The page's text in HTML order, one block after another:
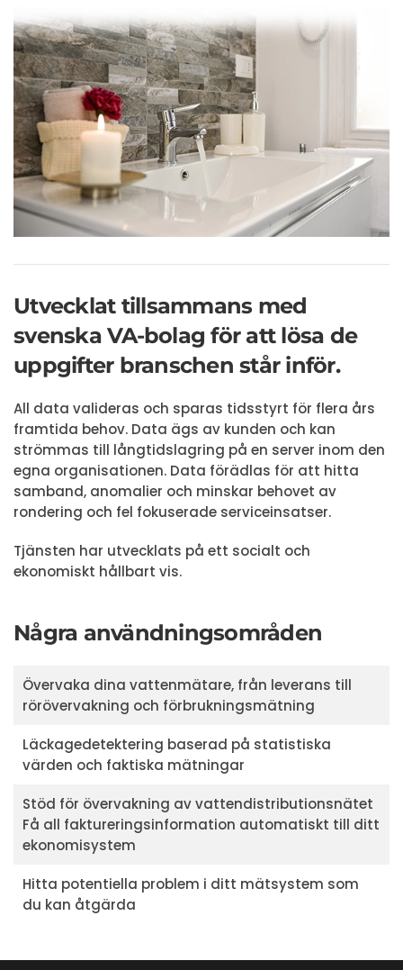
Utvecklat tillsammans med
svenska VA-bolag för att lösa de
uppgifter branschen står inför.
All data valideras och sparas tidsstyrt för flera års
framtida behov. Data ägs av kunden och kan
strömmas till långtidslagring på en server inom den
egna organisationen. Data förädlas för att hitta
samband, anomalier och minskar behovet av
rondering och fel fokuserade serviceinsatser.
Tjänsten har utvecklats på ett socialt och
ekonomiskt hållbart vis.
Några användningsområden
Övervaka dina vattenmätare, från leverans till
rörövervakning och förbrukningsmätning
Läckagedetektering baserad på statistiska
värden och faktiska mätningar
Stöd för övervakning av vattendistributionsnätet
Få all faktureringsinformation automatiskt till ditt
ekonomisystem
Hitta potentiella problem i ditt mätsystem som
du kan åtgärda